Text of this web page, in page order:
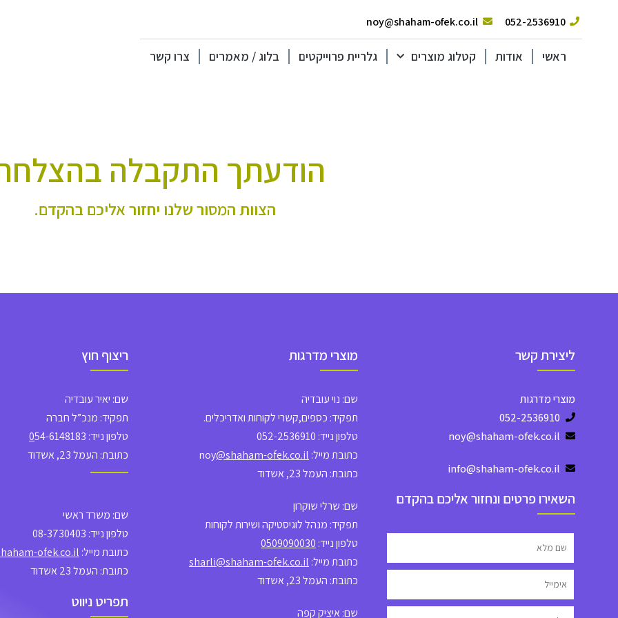
052-2536910
noy@shaham-ofek.co.il
ראשי אודות קטלוג מוצרים גלריית פרוייקטים בלוג / מאמרים צרו קשר
הודעתך התקבלה
הצוות המסור שלנו יחזור אליכם בהקדם.
ליצירת קשר
מוצרי מדרגות
052-2536910
noy@shaham-ofek.co.il
info@shaham-ofek.co.il
השאירו פרטים ונחזור אליכם בהקדם
מוצרי מדרגות
שם: נוי עובדיה
תפקיד: כספים,קשרי לקוחות ואדריכלים.
טלפון נייד: 052-2536910
כתובת מייל: noy @shaham-ofek.co.il
כתובת: העמל 23, אשדוד
שם: שרלי שוקרון
תפקיד: מנהל לוגיסטיקה ושירות לקוחות
טלפון נייד: 0509090030
כתובת מייל: sharli@shaham-ofek.co.il
כתובת: העמל 23, אשדוד
שם: איציק קפה
ריצוף חוץ
שם: יאיר עובדיה
תפקיד: מנכ”ל חברה
טלפון נייד:
054-6148183
כתובת: העמל 23, אשדוד
שם: משרד ראשי
טלפון נייד: 08-3730403
כתובת מייל: info ofek.co.il
כתובת: העמל 23 אשדוד
תפריט ניווט